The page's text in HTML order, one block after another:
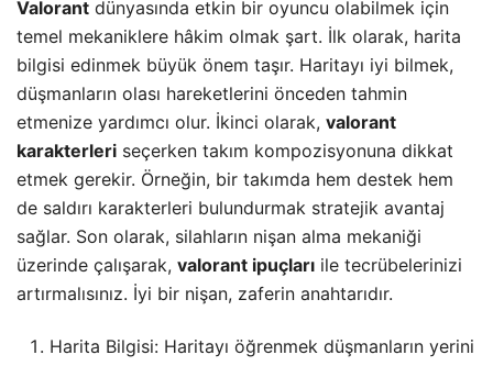
Valorant dünyasında etkin bir oyuncu olabilmek için
temel mekaniklere hâkim olmak şart. İlk olarak, harita
bilgisi edinmek büyük önem taşır. Haritayı iyi bilmek,
düşmanların olası hareketlerini önceden tahmin
etmenize yardımcı olur. İkinci olarak, valorant
karakterleri seçerken takım kompozisyonuna dikkat
etmek gerekir. Örneğin, bir takımda hem destek hem
de saldırı karakterleri bulundurmak stratejik avantaj
sağlar. Son olarak, silahların nişan alma mekaniği
üzerinde çalışarak, valorant ipuçları ile tecrübelerinizi
artırmalısınız. İyi bir nişan, zaferin anahtarıdır.
Harita Bilgisi: Haritayı öğrenmek düşmanların yerini